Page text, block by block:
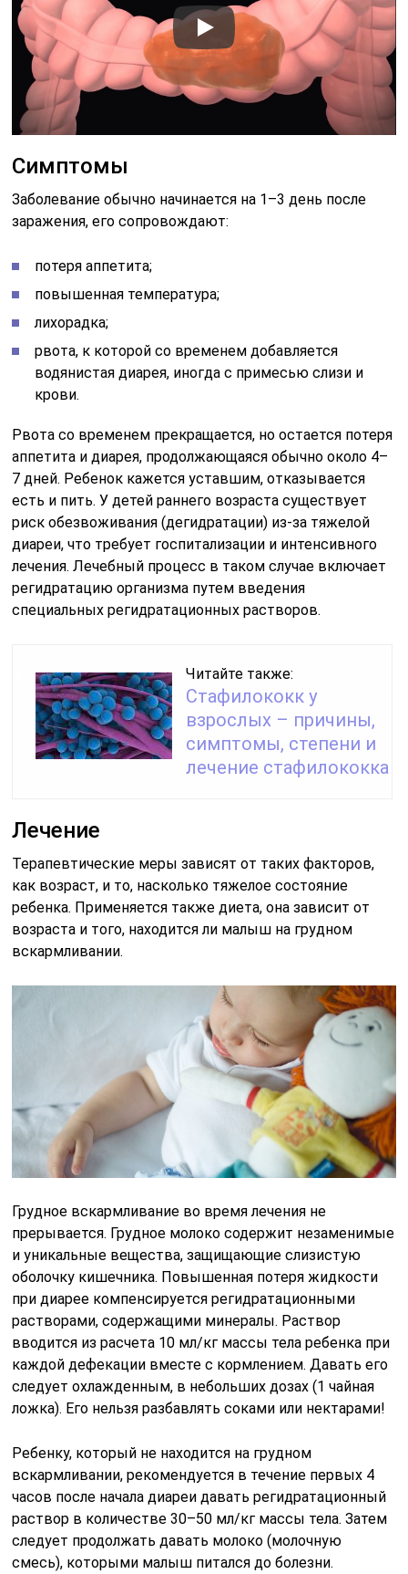
Симптомы
Заболевание обычно начинается на 1–3 день после
заражения, его сопровождают:
потеря аппетита;
повышенная температура;
лихорадка;
рвота, к которой со временем добавляется
водянистая диарея, иногда с примесью слизи и
крови.
Рвота со временем прекращается, но остается потеря
аппетита и диарея, продолжающаяся обычно около 4–
7 дней. Ребенок кажется уставшим, отказывается
есть и пить. У детей раннего возраста существует
риск обезвоживания (дегидратации) из-за тяжелой
диареи, что требует госпитализации и интенсивного
лечения. Лечебный процесс в таком случае включает
регидратацию организма путем введения
специальных регидратационных растворов.
Читайте также:
Стафилококк у
взрослых – причины,
симптомы, степени и
лечение стафилококка
Лечение
Терапевтические меры зависят от таких факторов,
как возраст, и то, насколько тяжелое состояние
ребенка. Применяется также диета, она зависит от
возраста и того, находится ли малыш на грудном
вскармливании.
Грудное вскармливание во время лечения не
прерывается. Грудное молоко содержит незаменимые
и уникальные вещества, защищающие слизистую
оболочку кишечника. Повышенная потеря жидкости
при диарее компенсируется регидратационными
растворами, содержащими минералы. Раствор
вводится из расчета 10 мл/кг массы тела ребенка при
каждой дефекации вместе с кормлением. Давать его
следует охлажденным, в небольших дозах (1 чайная
ложка). Его нельзя разбавлять соками или нектарами!
Ребенку, который не находится на грудном
вскармливании, рекомендуется в течение первых 4
часов после начала диареи давать регидратационный
раствор в количестве 30–50 мл/кг массы тела. Затем
следует продолжать давать молоко (молочную
смесь), которыми малыш питался до болезни.